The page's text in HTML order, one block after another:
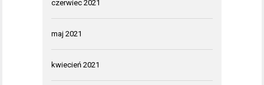
czerwiec 2021
maj 2021
kwiecień 2021